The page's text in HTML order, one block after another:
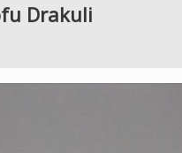
Drakuli